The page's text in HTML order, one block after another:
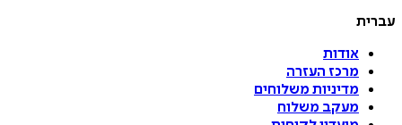
עברית
אודות
מרכז העזרה
מדיניות משלוחים
מעקב משלוח